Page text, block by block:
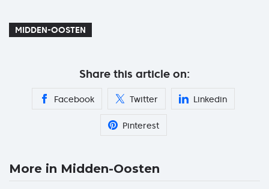
MIDDEN-OOSTEN
Share this article on:
Facebook Twitter Linkedin
Pinterest
More in Midden-Oosten